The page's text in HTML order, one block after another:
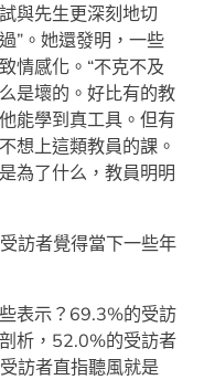
與先生更深刻地切
”。她還發明，一些
情感化。“不克不及
是壞的。好比有的教
能學到真工具。但有
想上這類教員的課。
為了什么，教員明明
訪者覺得當下一些年
表示？69.3%的受訪
析，52.0%的受訪者
訪者直指聽風就是